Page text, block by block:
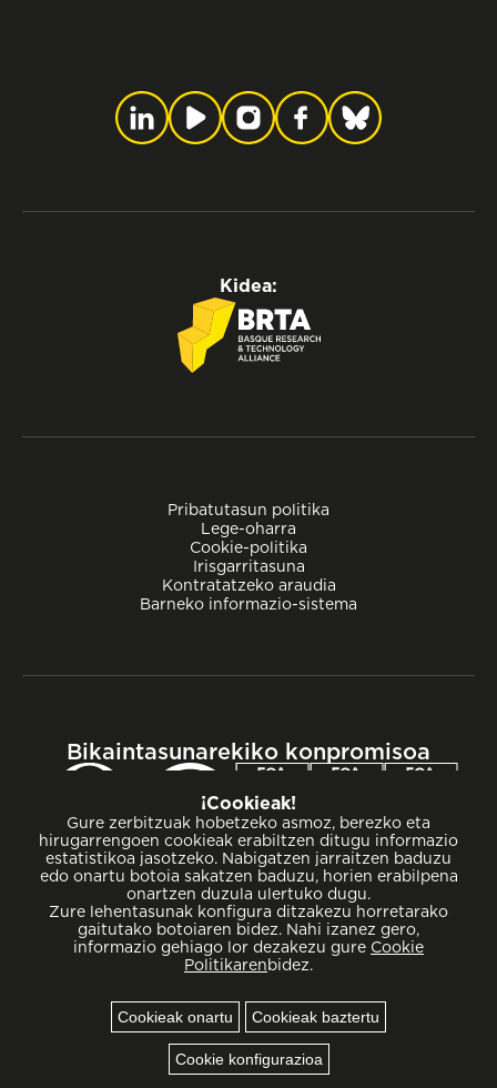
Pribatutasun politika
Lege-oharra
Cookie-politika
Irisgarritasuna
Kontratatzeko araudia
Barneko informazio-sistema
Kidea:
Bikaintasunarekiko konpromisoa
¡Cookieak!
Gure zerbitzuak hobetzeko asmoz, berezko eta
hirugarrengoen cookieak erabiltzen ditugu informazio
estatistikoa jasotzeko. Nabigatzen jarraitzen baduzu
edo onartu botoia sakatzen baduzu, horien erabilpena
onartzen duzula ulertuko dugu.
Zure lehentasunak konfigura ditzakezu horretarako
gaitutako botoiaren bidez. Nahi izanez gero,
informazio gehiago lor dezakezu gure Cookie
Politikarenbidez.
Cookieak onartu Cookieak baztertu
Cookie konfigurazioa